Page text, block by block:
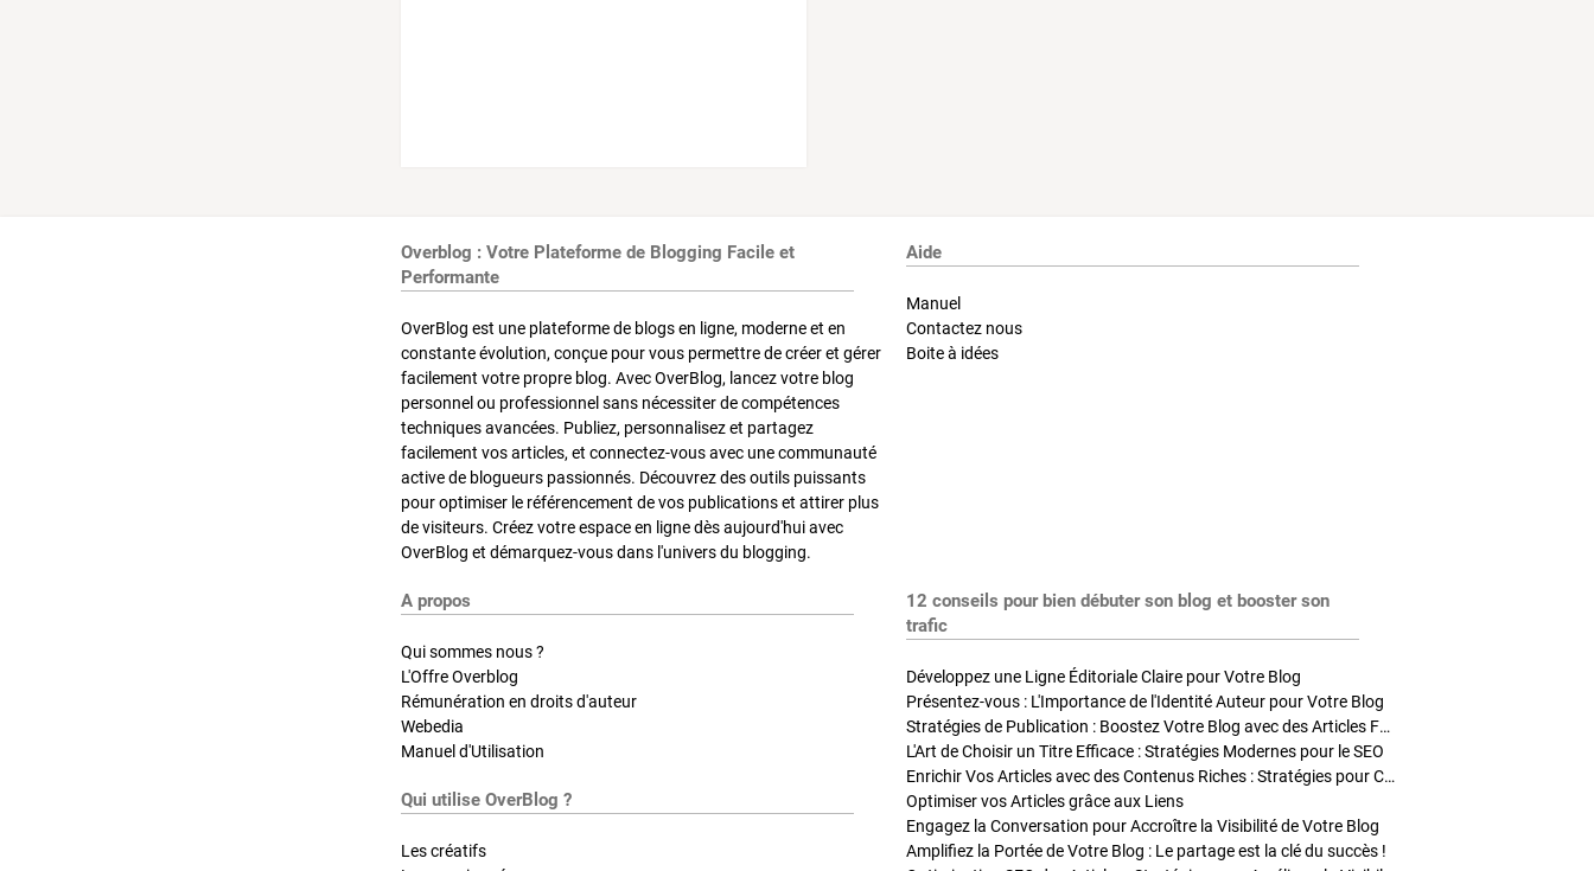
Overblog : Votre Plateforme de Blogging Facile et
Performante
OverBlog est une plateforme de blogs en ligne, moderne et en
constante évolution, conçue pour vous permettre de créer et gérer
facilement votre propre blog. Avec OverBlog, lancez votre blog
personnel ou professionnel sans nécessiter de compétences
techniques avancées. Publiez, personnalisez et partagez
facilement vos articles, et connectez-vous avec une communauté
active de blogueurs passionnés. Découvrez des outils puissants
pour optimiser le référencement de vos publications et attirer plus
de visiteurs. Créez votre espace en ligne dès aujourd'hui avec
OverBlog et démarquez-vous dans l'univers du blogging.
Aide
Manuel
Contactez nous
Boite à idées
A propos
Qui sommes nous ?
L'Offre Overblog
Rémunération en droits d'auteur
Webedia
Manuel d'Utilisation
Qui utilise OverBlog ?
Les créatifs
12 conseils pour bien débuter son blog et booster son
trafic
Développez une Ligne Éditoriale Claire pour Votre Blog
Présentez-vous : L'Importance de l'Identité Auteur pour Votre Blog
Stratégies de Publication : Boostez Votre Blog avec des Articles Fréquents et Exclusifs
L'Art de Choisir un Titre Efficace : Stratégies Modernes pour le SEO
Enrichir Vos Articles avec des Contenus Riches : Stratégies pour Captiver et Optimiser
Optimiser vos Articles grâce aux Liens
Engagez la Conversation pour Accroître la Visibilité de Votre Blog
Amplifiez la Portée de Votre Blog : Le partage est la clé du succès !